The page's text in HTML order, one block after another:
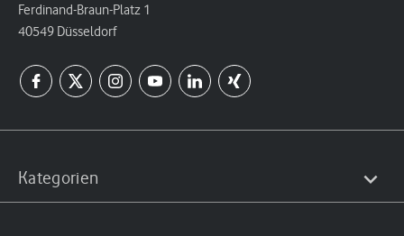
Ferdinand-Braun-Platz 1
40549 Düsseldorf
Kategorien